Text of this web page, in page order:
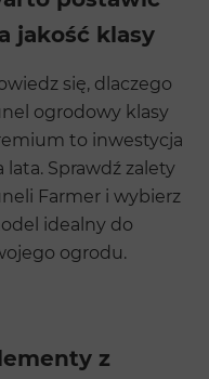
jakość klasy
się, dlaczego
ogrodowy klasy
to inwestycja
lata. Sprawdź zalety
Farmer i wybierz
idealny do
ogrodu.
z